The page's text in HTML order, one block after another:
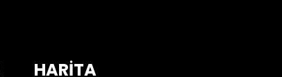
HARİTA